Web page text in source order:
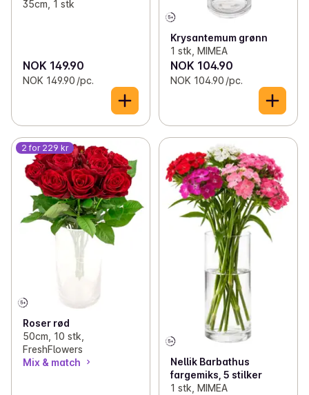
35cm, 1 stk
NOK 149.90
NOK 149.90 /pc.
Krysantemum grønn
1 stk, MIMEA
NOK 104.90
NOK 104.90 /pc.
2 for 229 kr
Roser rød
50cm, 10 stk,
FreshFlowers
Mix & match
Nellik Barbathus
fargemiks, 5 stilker
1 stk, MIMEA